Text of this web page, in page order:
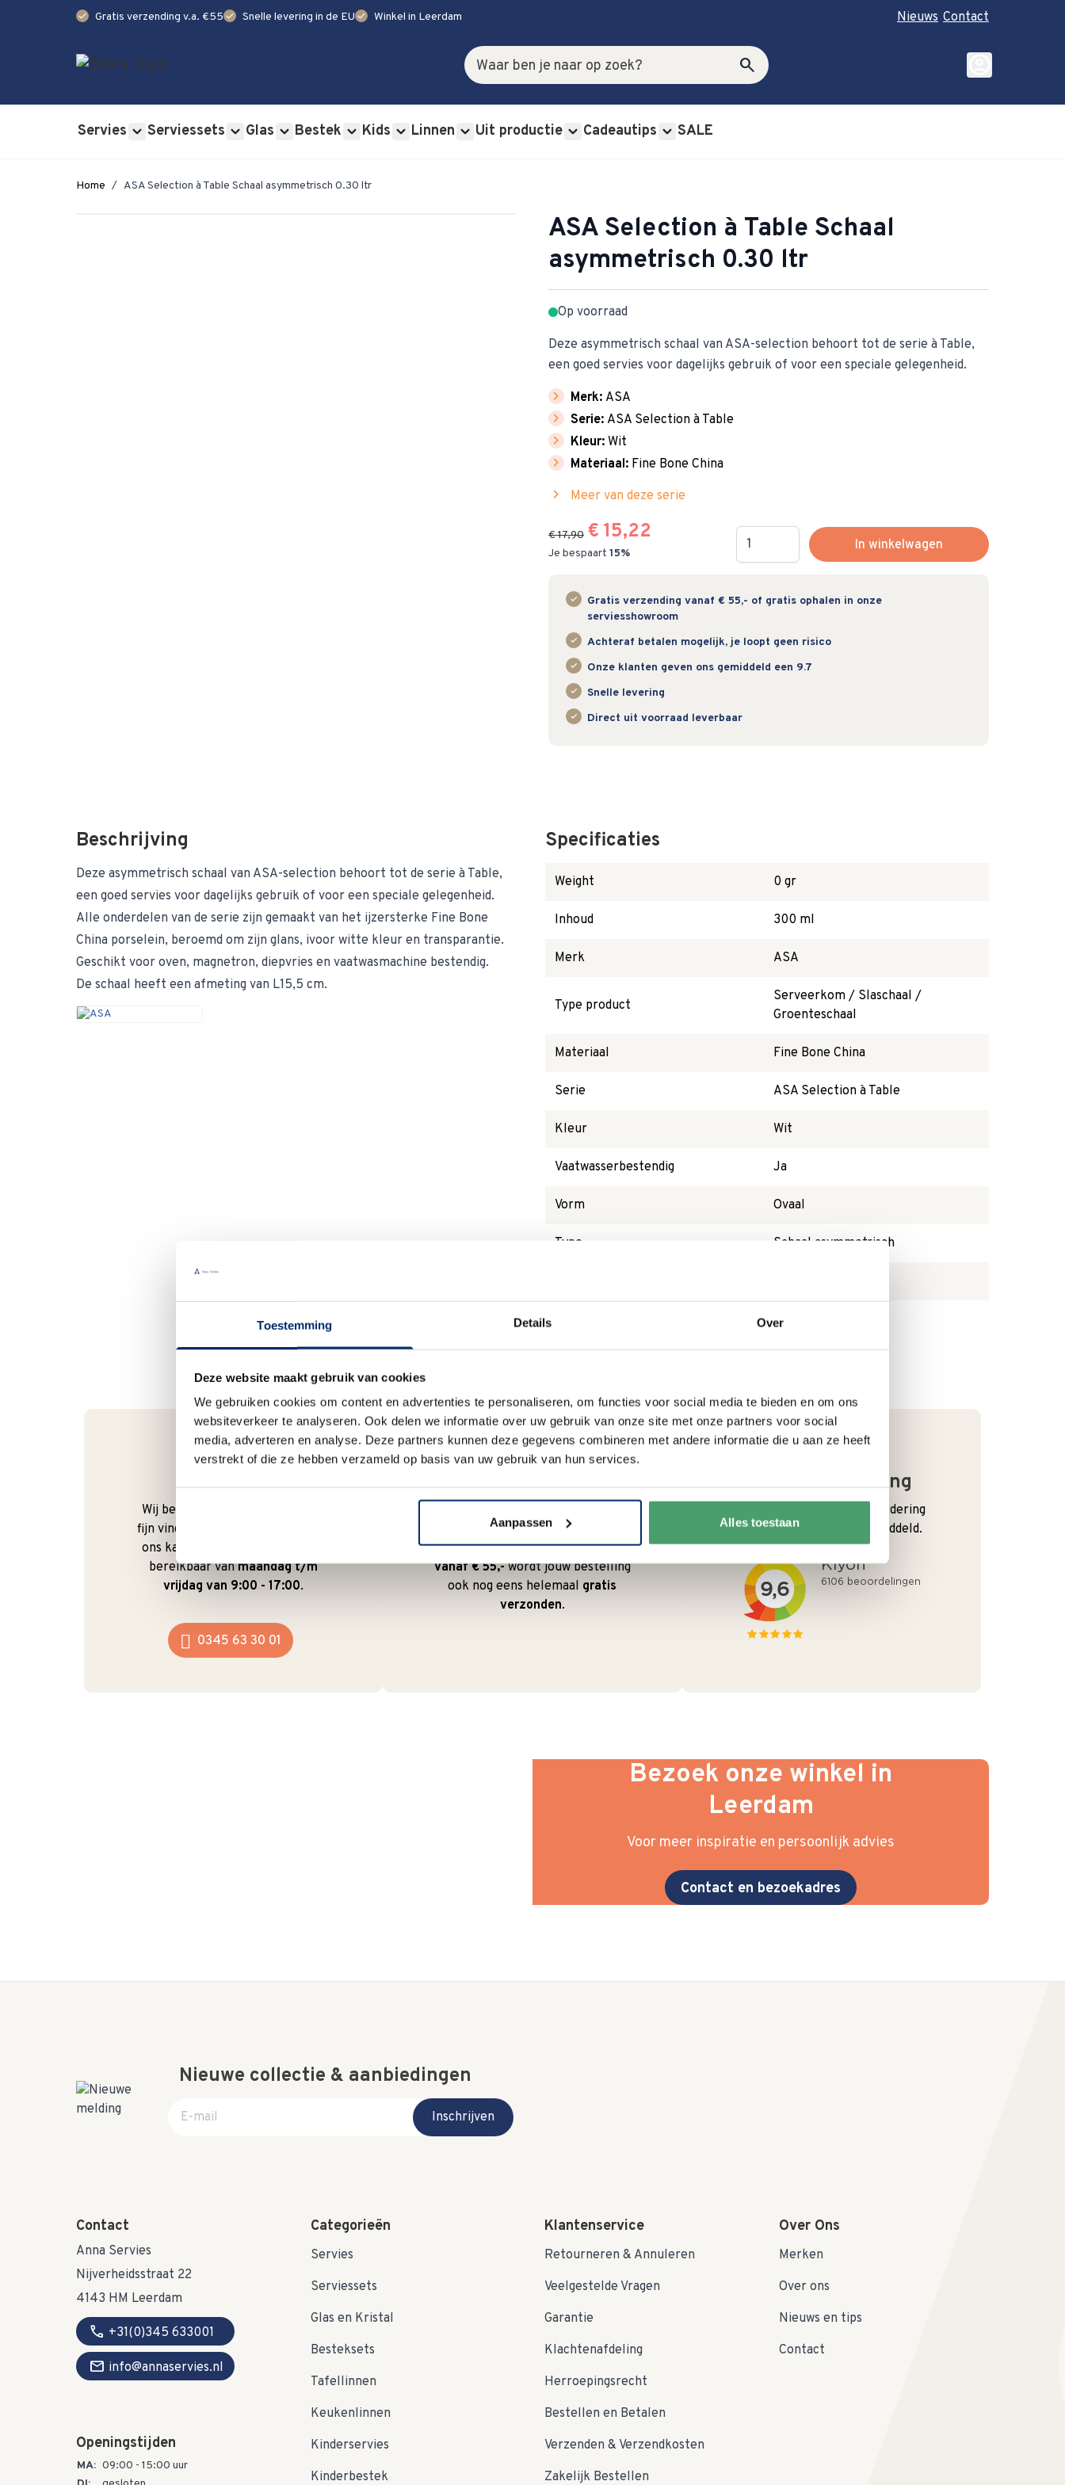
Toestemming Details Over
Deze website maakt gebruik van cookies
We gebruiken cookies om content en advertenties te personaliseren, om functies voor social media te bieden en om ons
websiteverkeer te analyseren. Ook delen we informatie over uw gebruik van onze site met onze partners voor social
media, adverteren en analyse. Deze partners kunnen deze gegevens combineren met andere informatie die u aan ze heeft
verstrekt of die ze hebben verzameld op basis van uw gebruik van hun services.
Aanpassen Alles toestaan
check Gratis verzending v.a. €55check Snelle levering in de EUcheck Winkel in Leerdam Nieuws Contact
Zoek
search
Servies Serviessets Glas Bestek Kids Linnen Uit productie Cadeautips SALE
account_circle
Home / ASA Selection à Table Schaal asymmetrisch 0.30 ltr
ASA Selection à Table Schaal
asymmetrisch 0.30 ltr
Op voorraad
Deze asymmetrisch schaal van ASA-selection behoort tot de serie à Table,
een goed servies voor dagelijks gebruik of voor een speciale gelegenheid.
chevron_right Merk: ASA
chevron_right Serie: ASA Selection à Table
chevron_right Kleur: Wit
chevron_right Materiaal: Fine Bone China
chevron_right Meer van deze serie
€ 17,90 € 15,22
Je bespaart 15%
Hoeveelheid
In winkelwagen
Gratis verzending vanaf € 55,- of gratis ophalen in onze
serviesshowroom
Achteraf betalen mogelijk, je loopt geen risico
Onze klanten geven ons gemiddeld een 9.7
Snelle levering
Direct uit voorraad leverbaar
Beschrijving
Deze asymmetrisch schaal van ASA-selection behoort tot de serie à Table,
een goed servies voor dagelijks gebruik of voor een speciale gelegenheid.
Alle onderdelen van de serie zijn gemaakt van het ijzersterke Fine Bone
China porselein, beroemd om zijn glans, ivoor witte kleur en transparantie.
Geschikt voor oven, magnetron, diepvries en vaatwasmachine bestendig.
De schaal heeft een afmeting van L15,5 cm.
Specificaties
Weight 0 gr
Inhoud 300 ml
Merk ASA
Type product
Serveerkom / Slaschaal /
Groenteschaal
Materiaal Fine Bone China
Serie ASA Selection à Table
Kleur Wit
Vaatwasserbestendig Ja
Vorm Ovaal
Type Schaal asymmetrisch
Bel gerust
Wij begrijpen dat je als klant het
fijn vindt om te kunnen bellen. Bij
ons kan dat ook gewoon. We zijn
bereikbaar vanmaandag t/m
vrijdag van 9:00 - 17:00.
0345 63 30 01
Duurzaam
zorgvuldig en duurzaam met
hergebruikt karton en papier.
Vanaf € 55,-wordt jouw bestelling
ook nog eens helemaal gratis
verzonden.
Goede waardering
We krijgen een goede waardering
van Onze klanten. 9+ gemiddeld.
Bezoek onze winkel in
Leerdam
Voor meer inspiratie en persoonlijk advies
Contact en bezoekadres
Nieuwe collectie & aanbiedingen
E-mail adres
Inschrijven
Contact
Anna Servies
Nijverheidsstraat 22
4143 HM Leerdam
call +31(0)345 633001
mail info@annaservies.nl
Openingstijden
MA: 09:00 - 15:00 uur
Categorieën
Servies
Serviessets
Glas en Kristal
Besteksets
Tafellinnen
Keukenlinnen
Kinderservies
Kinderbestek
Klantenservice
Retourneren & Annuleren
Veelgestelde Vragen
Garantie
Klachtenafdeling
Herroepingsrecht
Bestellen en Betalen
Verzenden & Verzendkosten
Zakelijk Bestellen
Over Ons
Merken
Over ons
Nieuws en tips
Contact